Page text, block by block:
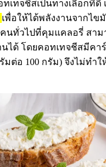
ทเทจชีสเป็นทางเลือกที่
เพื่อให้ได้พลังงานจากไข
คนทั่วไปที่คุมแคลอรี่ สาม
นได้ โดยคอทเทจชีสมีคา
มต่อ 100 กรัม) จึงไม่ทำ